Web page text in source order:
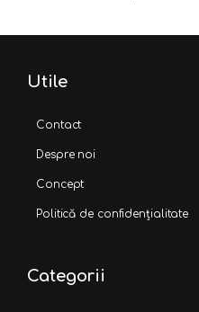
Utile
Contact
Despre noi
Concept
Politică de confidențialitate
Categorii